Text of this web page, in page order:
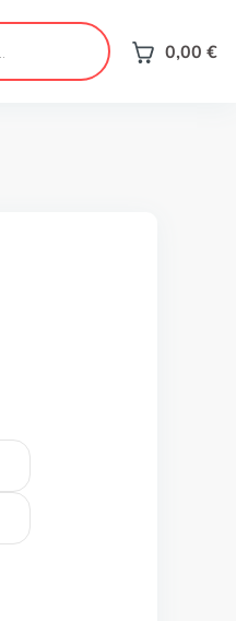
0,00 €